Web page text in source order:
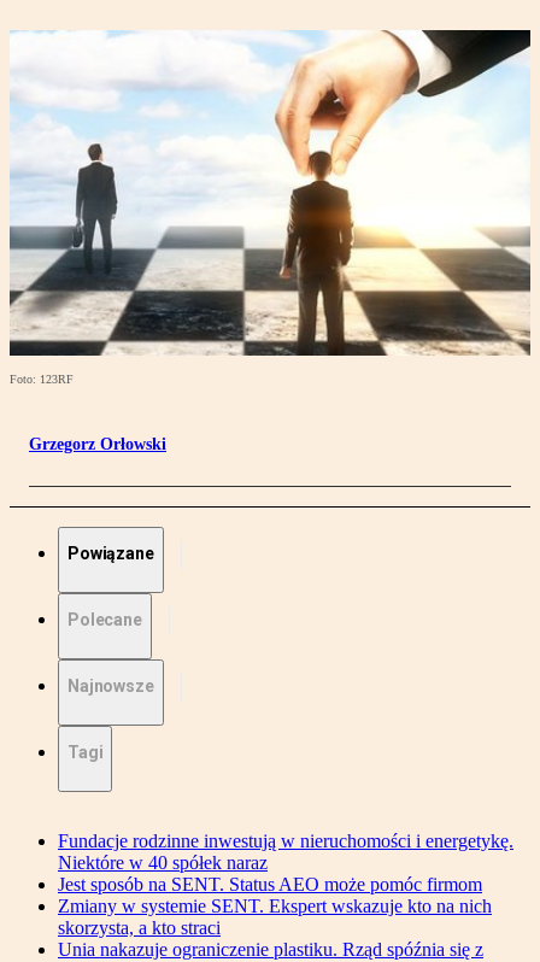
Foto: 123RF
Grzegorz Orłowski
Powiązane
Polecane
Najnowsze
Tagi
Fundacje rodzinne inwestują w nieruchomości i energetykę.
Niektóre w 40 spółek naraz
Jest sposób na SENT. Status AEO może pomóc firmom
Zmiany w systemie SENT. Ekspert wskazuje kto na nich
skorzysta, a kto straci
Unia nakazuje ograniczenie plastiku. Rząd spóźnia się z